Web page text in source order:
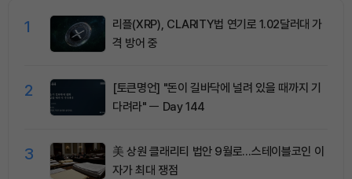
1
리플(XRP), CLARITY법 연기로 1.02달러대 가
격 방어 중
2
[토큰명언] "돈이 길바닥에 널려 있을 때까지 기
다려라" ㅡ Day 144
3
美 상원 클래리티 법안 9월로…스테이블코인 이
자가 최대 쟁점